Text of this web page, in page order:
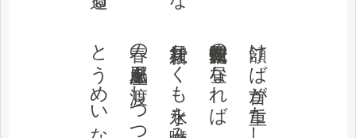
頷けば首が重たし四月馬鹿
犬十数回転花の昼なれば
春の風邪土産を渡しつつ明かす